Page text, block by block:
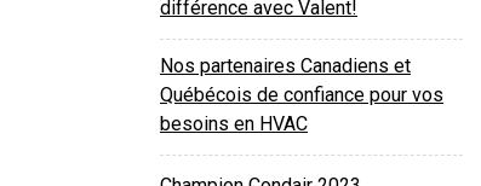
différence avec Valent!
Nos partenaires Canadiens et
Québécois de confiance pour vos
besoins en HVAC